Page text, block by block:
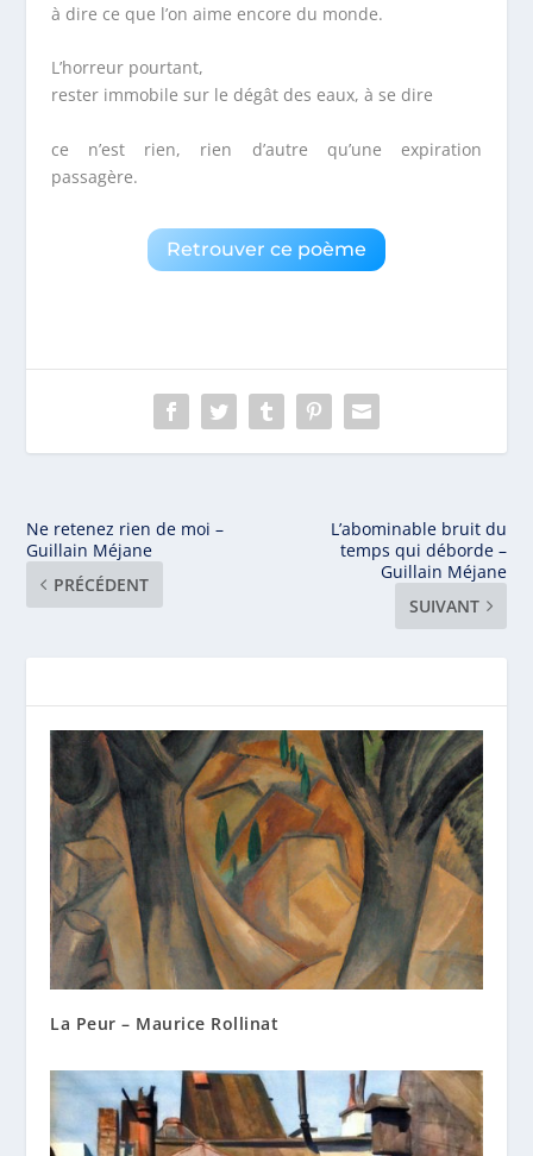
à dire ce que l’on aime encore du monde.
L’horreur pourtant,
rester immobile sur le dégât des eaux, à se dire
ce n’est rien, rien d’autre qu’une expiration
passagère.
Retrouver ce poème
Ne retenez rien de moi –
Guillain Méjane
PRÉCÉDENT
L’abominable bruit du
temps qui déborde –
Guillain Méjane
SUIVANT
La Peur – Maurice Rollinat